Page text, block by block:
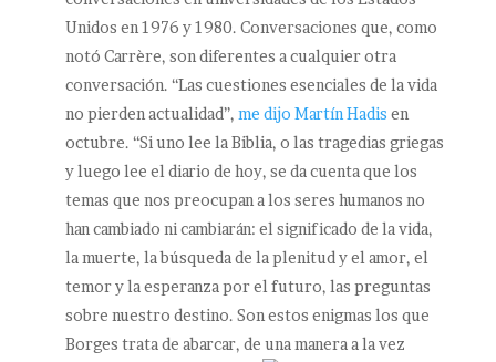
Unidos en 1976 y 1980. Conversaciones que, como
notó Carrère, son diferentes a cualquier otra
conversación. “Las cuestiones esenciales de la vida
no pierden actualidad”, me dijo Martín Hadis en
octubre. “Si uno lee la Biblia, o las tragedias griegas
y luego lee el diario de hoy, se da cuenta que los
temas que nos preocupan a los seres humanos no
han cambiado ni cambiarán: el significado de la vida,
la muerte, la búsqueda de la plenitud y el amor, el
temor y la esperanza por el futuro, las preguntas
sobre nuestro destino. Son estos enigmas los que
Borges trata de abarcar, de una manera a la vez